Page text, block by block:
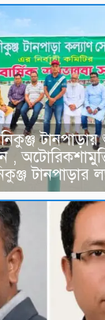
,
টানপাড়ার